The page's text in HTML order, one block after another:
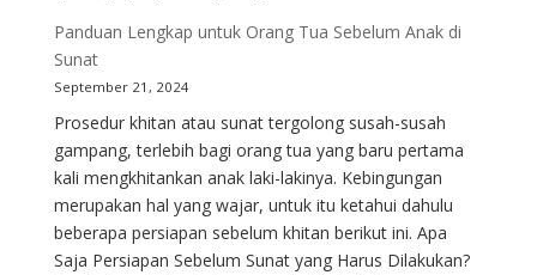
Panduan Lengkap untuk Orang Tua Sebelum Anak di
Sunat
September 21, 2024
Prosedur khitan atau sunat tergolong susah-susah
gampang, terlebih bagi orang tua yang baru pertama
kali mengkhitankan anak laki-lakinya. Kebingungan
merupakan hal yang wajar, untuk itu ketahui dahulu
beberapa persiapan sebelum khitan berikut ini. Apa
Saja Persiapan Sebelum Sunat yang Harus Dilakukan?